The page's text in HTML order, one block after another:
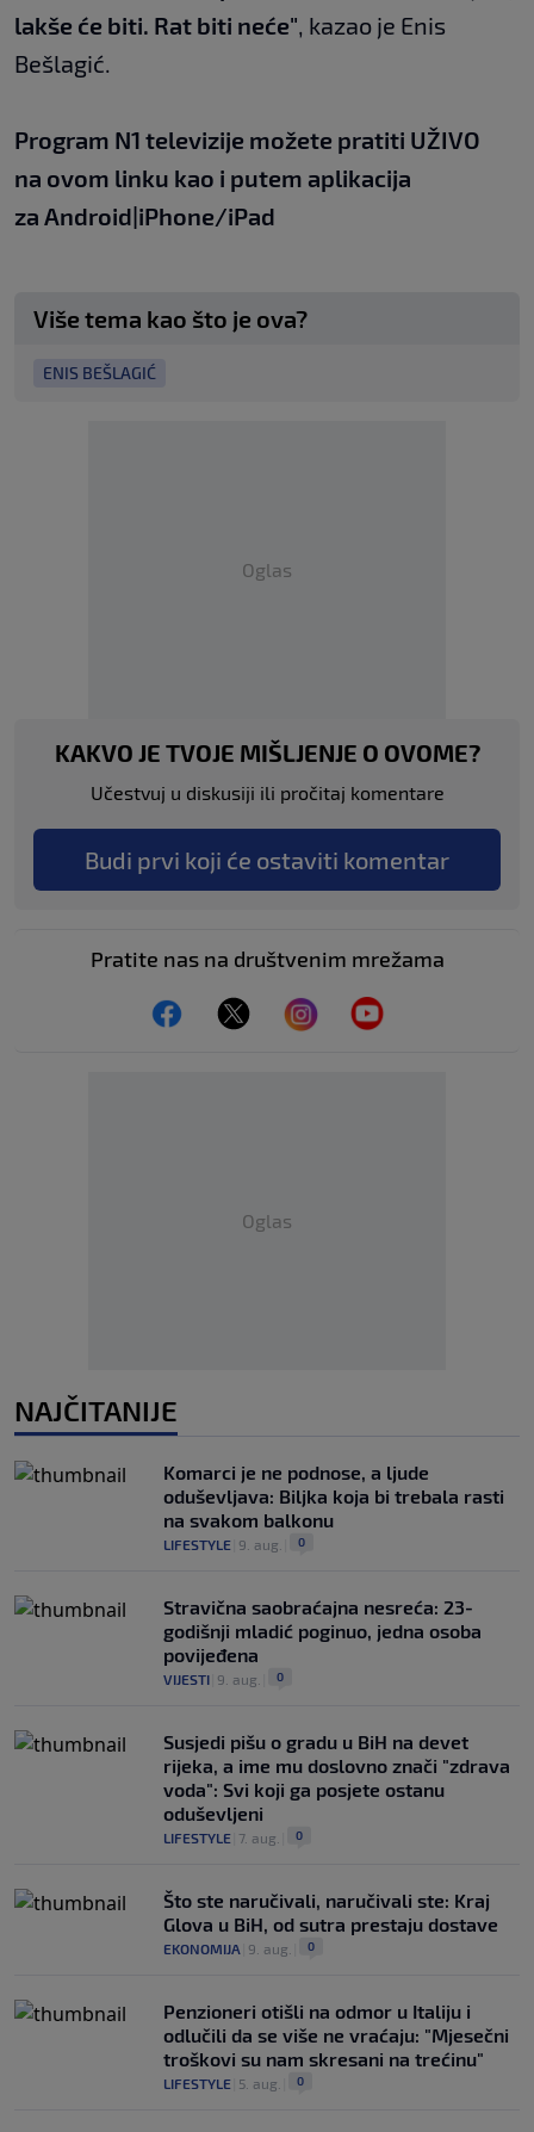
lakše će biti. Rat biti neće", kazao je Enis
Bešlagić.
Program N1 televizije možete pratiti UŽIVO
na ovom linku kao i putem aplikacija
za Android|iPhone/iPad
Više tema kao što je ova?
ENIS BEŠLAGIĆ
Oglas
KAKVO JE TVOJE MIŠLJENJE O OVOME?
Učestvuj u diskusiji ili pročitaj komentare
Budi prvi koji će ostaviti komentar
Pratite nas na društvenim mrežama
Oglas
NAJČITANIJE
Komarci je ne podnose, a ljude
oduševljava: Biljka koja bi trebala rasti
na svakom balkonu
LIFESTYLE 9. aug. 0
Stravična saobraćajna nesreća: 23-
godišnji mladić poginuo, jedna osoba
povijeđena
VIJESTI 9. aug. 0
Susjedi pišu o gradu u BiH na devet
rijeka, a ime mu doslovno znači "zdrava
voda": Svi koji ga posjete ostanu
oduševljeni
LIFESTYLE 7. aug. 0
Što ste naručivali, naručivali ste: Kraj
Glova u BiH, od sutra prestaju dostave
EKONOMIJA 9. aug. 0
Penzioneri otišli na odmor u Italiju i
odlučili da se više ne vraćaju: "Mjesečni
troškovi su nam skresani na trećinu"
LIFESTYLE 5. aug. 0